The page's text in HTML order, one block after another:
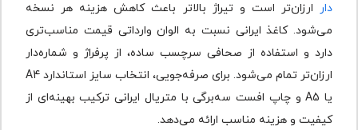
‌دار ارزان‌تر است و تیراژ بالاتر باعث کاهش هزینه هر نسخه
می‌شود. کاغذ ایرانی نسبت به الوان وارداتی قیمت مناسب‌تری
دارد و استفاده از صحافی سرچسب ساده، از پرفراژ و شماره‌دار
ارزان‌تر تمام می‌شود. برای صرفه‌جویی، انتخاب سایز استاندارد A4
یا A5 و چاپ افست سه‌برگی با متریال ایرانی ترکیب بهینه‌ای از
کیفیت و هزینه مناسب ارائه می‌دهد.